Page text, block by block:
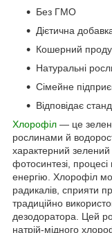
Без ГМО
Дієтична
Кошерний
Натуральні
Сімейне
Відповідає
Хлорофіл — це
рослинами й
характерний зелений
фотосинтезі, процесі
енергію. Хлорофіл
радикалів, сприяти
традиційно
дезодоратора. Цей
натрій-мідного